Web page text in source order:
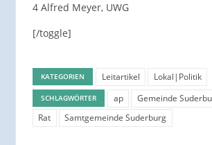
4 Alfred Meyer, UWG
[/toggle]
KATEGORIEN Leitartikel Lokal|Politik
SCHLAGWÖRTER ap Gemeinde
Rat
Samtgemeinde Suderburg